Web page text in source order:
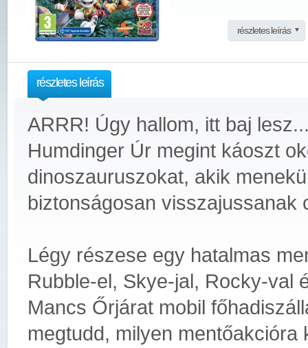
részletes leírás
részletes leírás
ARRR! Úgy hallom, itt baj
Humdinger Úr megint káoszt
dinoszauruszokat, akik
biztonságosan visszajussanak
Légy részese egy hatalmas
Rubble-el, Skye-jal, Rocky-val
Mancs Őrjárat mobil
megtudd, milyen